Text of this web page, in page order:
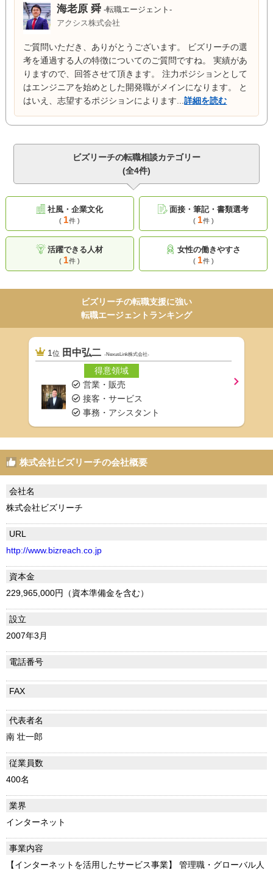
海老原 舜 -転職エージェント-
アクシス株式会社
ご質問いただき、ありがとうございます。 ビズリーチの選
考を通過する人の特徴についてのご質問ですね。 実績があ
りますので、回答させて頂きます。 注力ポジションとして
はエンジニアを始めとした開発職がメインになります。 と
はいえ、志望するポジションによります...詳細を読む
ビズリーチの転職相談カテゴリー
(全4件)
社風・企業文化
( 1件 )
面接・筆記・書類選考
( 1件 )
活躍できる人材
( 1件 )
女性の働きやすさ
( 1件 )
ビズリーチの転職支援に強い
転職エージェントランキング
1位 田中弘二 -NexusLink株式会社-
得意領域
営業・販売
接客・サービス
事務・アシスタント
株式会社ビズリーチの会社概要
会社名
株式会社ビズリーチ
URL
http://www.bizreach.co.jp
資本金
229,965,000円（資本準備金を含む）
設立
2007年3月
電話番号
FAX
代表者名
南 壮一郎
従業員数
400名
業界
インターネット
事業内容
【インターネットを活用したサービス事業】 管理職・グローバル人